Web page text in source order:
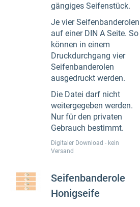
gängiges Seifenstück.
Je vier Seifenbanderolen
auf einer DIN A Seite. So
können in einem
Druckdurchgang vier
Seifenbanderolen
ausgedruckt werden.
Die Datei darf nicht
weitergegeben werden.
Nur für den privaten
Gebrauch bestimmt.
Digitaler Download - kein
Versand
Seifenbanderole
Honigseife